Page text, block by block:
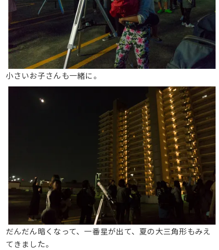
小さいお子さんも一緒に。
だんだん暗くなって、一番星が出て、夏の大三角形もみえ
てきました。